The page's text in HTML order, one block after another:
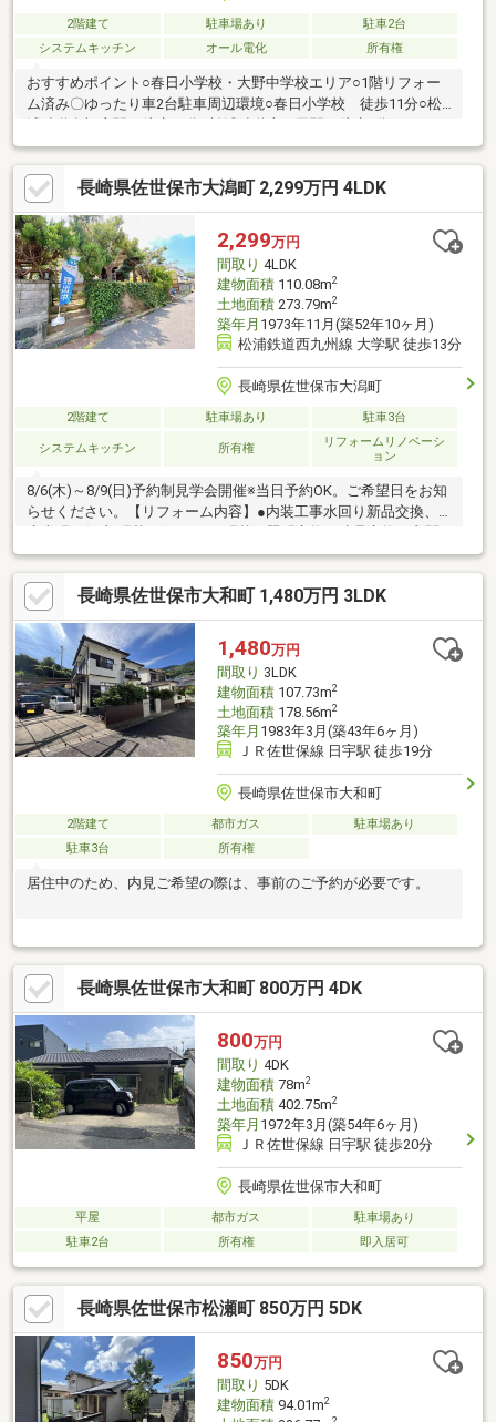
2階建て 駐車場あり
駐車2台
システムキッチン
オール電化 所有権
おすすめポイント○春日小学校・大野中学校エリア○1階リフォー
ム済み〇ゆったり車2台駐車周辺環境○春日小学校 徒歩11分○松
ーヤマザキ桜木町店 徒歩3分○セブンイレブン桜木町店 徒歩6
分〇大野モール 車で3分〇佐世保労災病院 車で5分○佐世保市
役所 車で8分○佐世保駅 車で15分専門スタッフからのコメント
春日小学校・大野中学校エリアの戸建て住宅のご紹介です。閑静
な住宅街にある陽当たり良好なお住まいのご紹介です。周辺には
スーパーや学校など暮らしに便利な施設がそろっており、ご家族
みんなが安心して過ごせる住まいです。
長崎県佐世保市大潟町 2,299万円 4LDK
2,299万円
間取り 4LDK
建物面積110.08m2
土地面積273.79m2
築年月 1973年11月(築52年10ヶ月)
松浦鉄道西九州線 大学駅 徒歩13分
長崎県佐世保市大潟町
2階建て 駐車場あり 駐車3台
システムキッチン 所有権
リフォームリノベーシ
ョン
8/6(木)～8/9(日)予約制見学会開催※当日予約OK。ご希望日をお知
らせください。【リフォーム内容】●内装工事水回り新品交換、
床上張り(一部張替え)、クロス張替、照明交換、建具交換、玄関
収納交換等●外装工事下水道引込工事、外壁屋根塗装、駐車場拡
張等、庭整地後防草シート【おすすめポイント】・お客様に合わ
せたローンの組み方や金融機関をご提案。住宅ローンが初めての
方でもお気軽にご相談ください。【周辺施設】・相浦西小学校ま
で約1500ｍ（徒歩約19分）・エレナ相浦店様まで約1100ｍ（徒歩
約14分）・ファミリーマート佐世保大潟町店様まで約200ｍ（徒
歩約3分）
長崎県佐世保市大和町 1,480万円 3LDK
1,480万円
間取り 3LDK
建物面積107.73m2
土地面積178.56m2
築年月 1983年3月(築43年6ヶ月)
ＪＲ佐世保線 日宇駅 徒歩19分
長崎県佐世保市大和町
2階建て 都市ガス
駐車場あり
駐車3台
所有権
居住中のため、内見ご希望の際は、事前のご予約が必要です。
長崎県佐世保市大和町 800万円 4DK
800万円
間取り 4DK
建物面積78m2
土地面積402.75m2
築年月 1972年3月(築54年6ヶ月)
ＪＲ佐世保線 日宇駅 徒歩20分
長崎県佐世保市大和町
平屋 都市ガス
駐車場あり
駐車2台
所有権 即入居可
長崎県佐世保市松瀬町 850万円 5DK
850万円
間取り 5DK
建物面積94.01m2